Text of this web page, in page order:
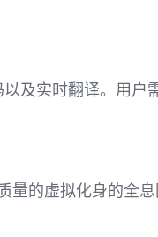
及实时翻译。用户
的虚拟化身的全息